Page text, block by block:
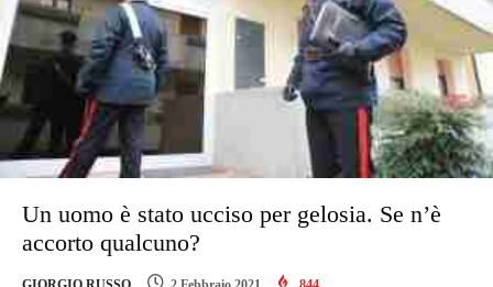
Un uomo è stato ucciso per gelosia. Se n’è
accorto qualcuno?